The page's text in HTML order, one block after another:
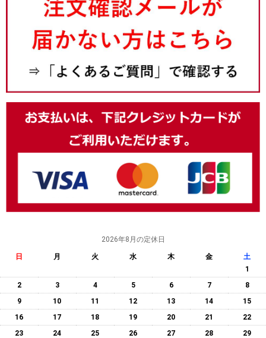
2026年8月の定休日
日 月 火 水 木 金
土
1
2
3 4 5 6 7
8
9
10 11 12 13 14
15
16
17 18 19 20 21
22
23
24 25 26 27 28
29